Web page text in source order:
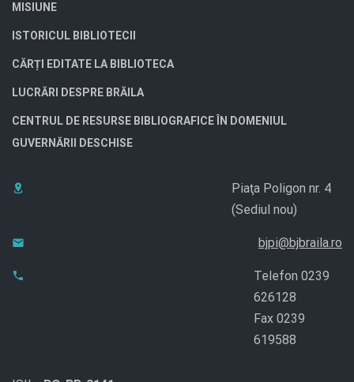
MISIUNE
ISTORICUL BIBLIOTECII
CĂRȚI EDITATE LA BIBLIOTECA
LUCRĂRI DESPRE BRĂILA
CENTRUL DE RESURSE BIBLIOGRAFICE ÎN DOMENIUL
GUVERNĂRII DESCHISE
Piaţa Poligon nr. 4
(Sediul nou)
bjpi@bjbraila.ro
Telefon 0239
626128
Fax 0239
619588